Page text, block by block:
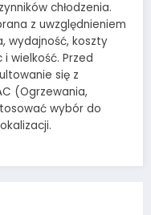
chłodzenia.
z uwzględnieniem
wydajność, koszty
wielkość. Przed
się z
(Ogrzewania,
wybór do